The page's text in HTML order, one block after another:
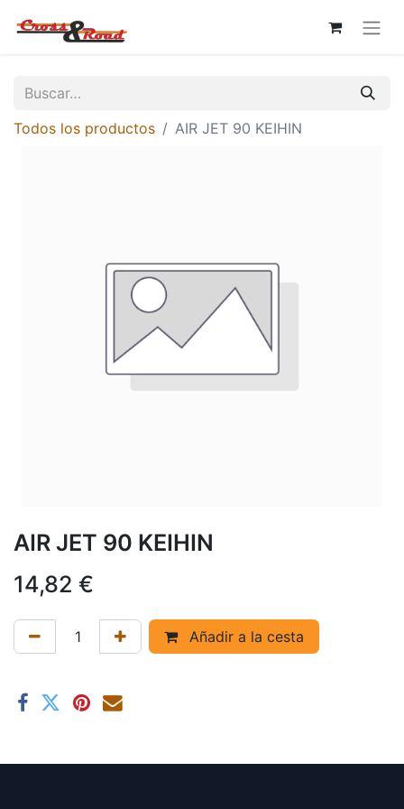
Todos los productos AIR JET 90 KEIHIN
AIR JET 90 KEIHIN
14,82 €
Añadir a la cesta